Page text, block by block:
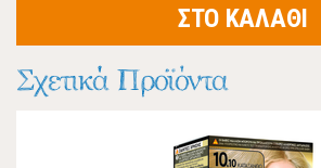
ΣΤΟ ΚΑΛΑΘΙ
Σχετικά Προϊόντα